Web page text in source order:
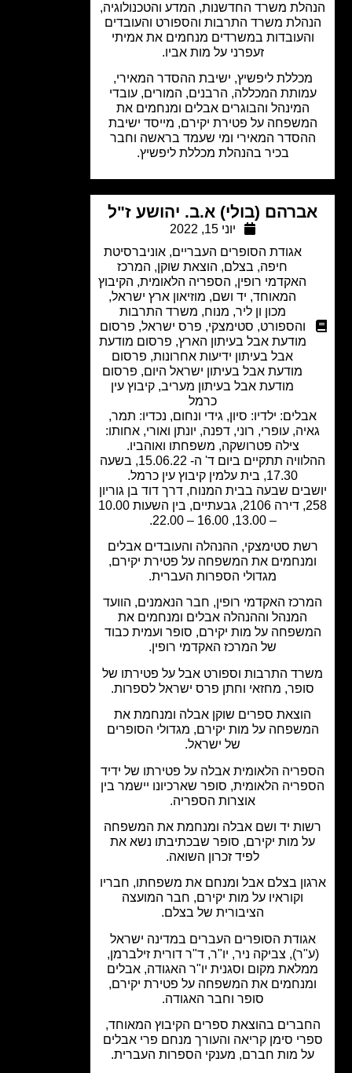
משרד החדשנות, המדע והטכנולוגיה,
משרד התרבות והספורט והעובדים
במשרדים מנחמים את אמיתי
זעפרני על מות אביו.
ליפשיץ, ישיבת ההסדר המאירי,
המכללה, הרבנים, המורים, עובדי
המינהל והבוגרים אבלים ומנחמים את
על פטירת יקירם, מייסד ישיבת
המאירי ומי שעמד בראשה וחבר
בכיר בהנהלת מכללת ליפשיץ.
(בולי) א.ב. יהושע ז"ל
אגודת הסופרים העבריים,אוניברסיטת
בצלם,הוצאת שוקן,המרכז
האקדמי רופין,הספריה הלאומית,הקיבוץ
המאוחד,יד ושם, מוזיאון ארץ ישראל,
מכון ון ליר,מנוח,משרד התרבות
והספורט,סטימצקי,פרס ישראל, פרסום
מודעת אבל בעיתון הארץ,פרסום מודעת
אבל בעיתון ידיעות אחרונות,פרסום
מודעת אבל בעיתון ישראל היום,פרסום
מודעת אבל בעיתון מעריב, קיבוץ עין
ילדיו: סיון, גידי ונחום, נכדיו: תמר,
עופרי, רוני, דפנה, יונתן ואורי, אחותו:
צילה פטרושקה, משפחתו ואוהביו.
ההלוויה תתקיים ביום ד' ה- 15.06.22, בשעה
שבעה בבית המנוח, דרך דוד בן גוריון
258, דירה 2106, גבעתיים, בין השעות 10.00
סטימצקי, ההנהלה והעובדים אבלים
את המשפחה על פטירת יקירם,
מגדולי הספרות העברית.
האקדמי רופין, חבר הנאמנים, הוועד
המנהל וההנהלה אבלים ומנחמים את
על מות יקירם, סופר ועמית כבוד
של המרכז האקדמי רופין.
התרבות וספורט אבל על פטירתו של
מחזאי וחתן פרס ישראל לספרות.
הוצאת ספרים שוקן אבלה ומנחמת את
על מות יקירם, מגדולי הסופרים
של ישראל.
הלאומית אבלה על פטירתו של ידיד
הלאומית, סופר שארכיונו יישמר בין
אוצרות הספריה.
יד ושם אבלה ומנחמת את המשפחה
מות יקירם, סופר שבכתיבתו נשא את
לפיד זכרון השואה.
בצלם אבל ומנחם את משפחתו, חבריו
וקוראיו על מות יקירם, חבר המועצה
הציבורית של בצלם.
הסופרים העברים במדינה ישראל
צביקה ניר, יו"ר, ד"ר דורית זילברמן,
מקום וסגנית יו"ר האגודה, אבלים
את המשפחה על פטירת יקירם,
סופר וחבר האגודה.
בהוצאת ספרים הקיבוץ המאוחד,
סימן קריאה והעורך מנחם פרי אבלים
מות חברם, מענקי הספרות העברית.